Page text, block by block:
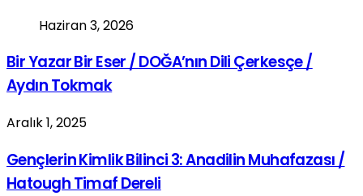
Haziran 3, 2026
Bir Yazar Bir Eser / DOĞA’nın Dili Çerkesçe /
Aydın Tokmak
Aralık 1, 2025
Gençlerin Kimlik Bilinci 3: Anadilin Muhafazası /
Hatough Timaf Dereli